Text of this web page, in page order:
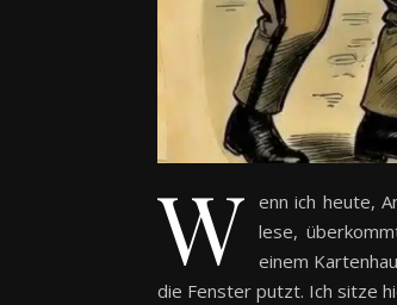
W enn ich heute,
lese,
einem
die Fenster putzt. Ich sitze